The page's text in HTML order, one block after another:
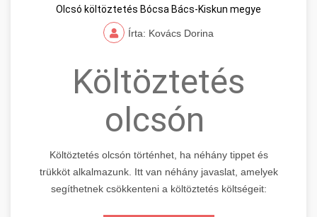
Olcsó költöztetés Bócsa Bács-Kiskun megye
Írta: Kovács Dorina
Költöztetés
olcsón
Költöztetés olcsón történhet, ha néhány tippet és
trükköt alkalmazunk. Itt van néhány javaslat, amelyek
segíthetnek csökkenteni a költöztetés költségeit: